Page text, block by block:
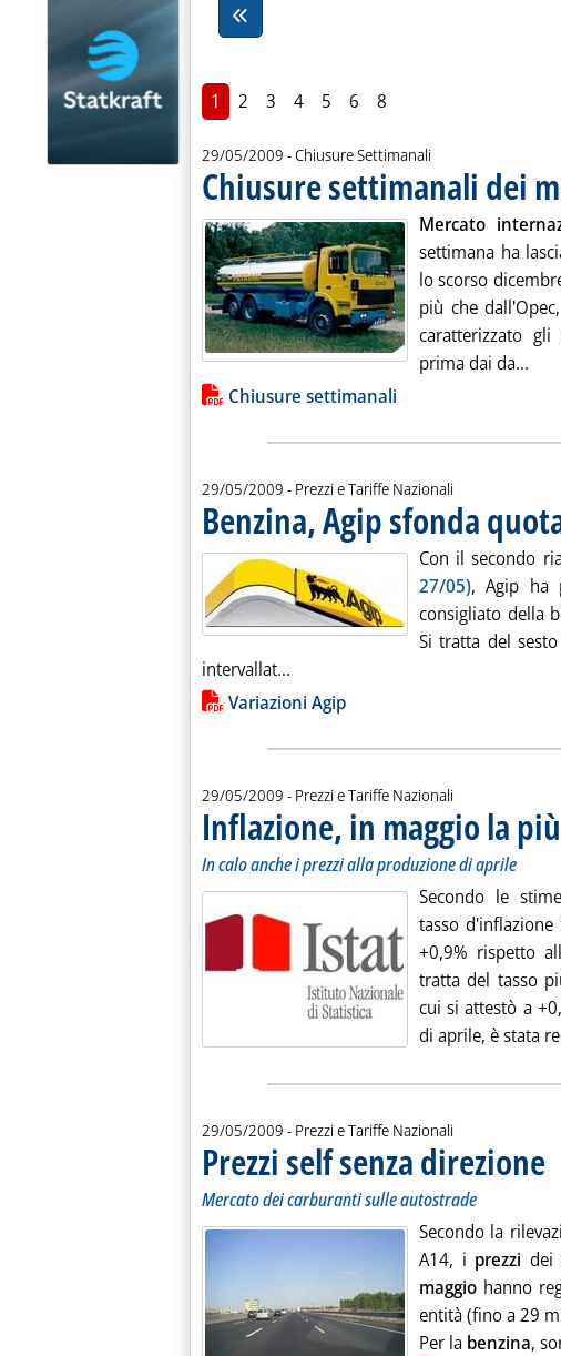
1 2 3 4 5 6 8
29/05/2009 - Chiusure Settimanali
Chiusure settimanali dei
Mercato
settimana ha
lo scorso
più che
caratterizzato
prima dai da...
Lista allegati PDF alla notizia
Chiusure settimanali
29/05/2009 - Prezzi e Tariffe Nazionali
Benzina, Agip sfonda
Con il secondo
27/05), Agip ha
consigliato della
Si tratta del
intervallat...
Lista allegati PDF alla notizia
Variazioni Agip
29/05/2009 - Prezzi e Tariffe Nazionali
Inflazione, in maggio la
In calo anche i prezzi alla produzione di aprile
Secondo le
tasso
+0,9% rispetto
tratta del tasso
cui si attestò a
di aprile, è stata
29/05/2009 - Prezzi e Tariffe Nazionali
Prezzi self senza direzione
Mercato dei carburanti sulle autostrade
Secondo la
A14, i prezzi dei
maggio hanno
entità (fino a 29
Per la benzina,